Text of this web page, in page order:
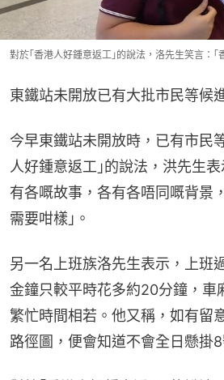
對於｢香港人好鍾意返工｣的說法，洛先生笑言：｢
東鐵站未開放已有大批市民等候
今早東鐵站未開放時，已有市民
人好鍾意返工｣的說法，洪先生
有各嘅故事，各有各唔同嘅背景
需要咁樣｣。
另一名上班族洛先生表示，上班
金鐘只較平時花多約20分鐘，車
繁忙時間相若。他又稱，如有留
路徑圖，便會知道不會全日懸掛8